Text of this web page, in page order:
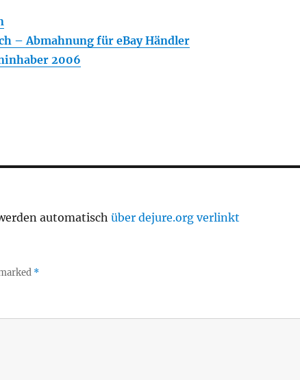
– Abmahnung für eBay Händler
2006
automatischüber dejure.org verlinkt
*